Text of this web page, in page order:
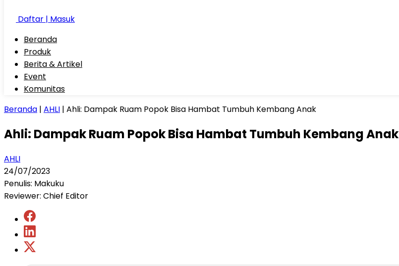
Daftar | Masuk
Beranda
Produk
Berita & Artikel
Event
Komunitas
Beranda | AHLI | Ahli: Dampak Ruam Popok Bisa Hambat Tumbuh Kembang Anak
Ahli: Dampak Ruam Popok Bisa Hambat Tumbuh Kembang Anak
AHLI
24/07/2023
Penulis: Makuku
Reviewer: Chief Editor